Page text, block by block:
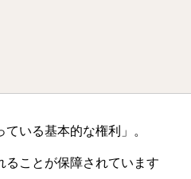
いる基本的な権利」。
ることが保障されています